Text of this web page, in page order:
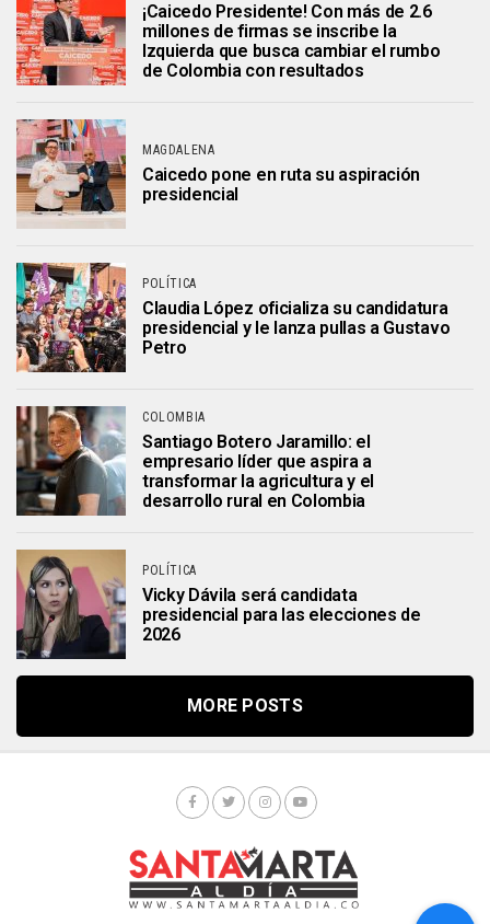
¡Caicedo Presidente! Con más de 2.6
millones de firmas se inscribe la
Izquierda que busca cambiar el rumbo
de Colombia con resultados
MAGDALENA
Caicedo pone en ruta su aspiración
presidencial
POLÍTICA
Claudia López oficializa su candidatura
presidencial y le lanza pullas a Gustavo
Petro
COLOMBIA
Santiago Botero Jaramillo: el
empresario líder que aspira a
transformar la agricultura y el
desarrollo rural en Colombia
POLÍTICA
Vicky Dávila será candidata
presidencial para las elecciones de
2026
MORE POSTS